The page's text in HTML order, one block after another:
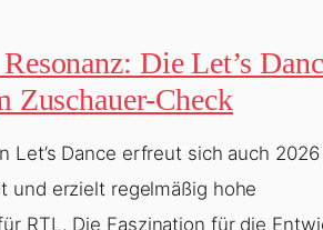
Die Let’s
Zuschauer-Check
Let’s Dance erfreut sich auch
und erzielt regelmäßig hohe
RTL. Die Faszination für die